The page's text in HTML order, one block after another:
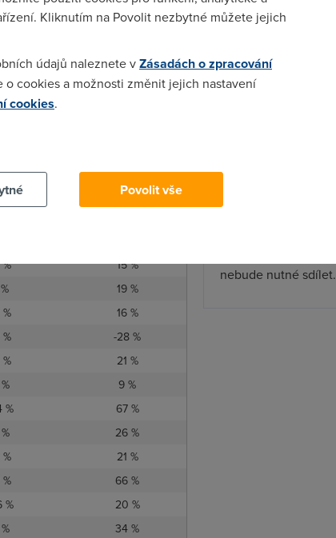
i u nás na webu DSL.cz
v přehledné tabulce:
15 %
19 %
%
16 %
-28 %
21 %
9 %
%
67 %
26 %
21 %
66 %
%
20 %
34 %
uživatelská
WhatsApp začal
zpřístupňovat
jmen. Při
nebude nutné
Kliknutím na Povolit nezbytné můžete jejich
údajů naleznete vZásadách o zpracování
o cookies a možnosti změnit jejich nastavení
cookies.
Povolit vše